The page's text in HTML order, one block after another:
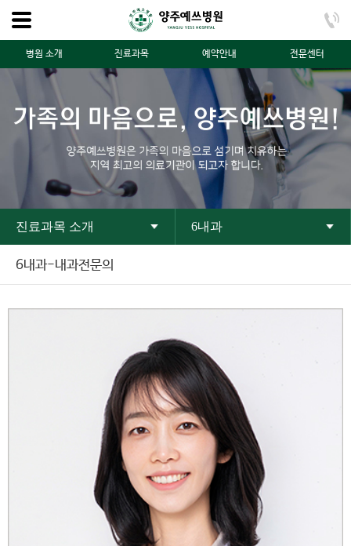
병원 소개 진료과목 예약안내 전문센터
진료과목 소개 6내과
6내과-내과전문의